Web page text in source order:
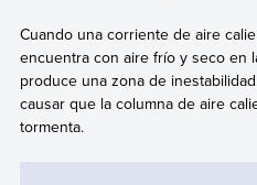
Cuando una corriente de aire
encuentra con aire frío y seco en
produce una zona de
causar que la columna de aire
tormenta.